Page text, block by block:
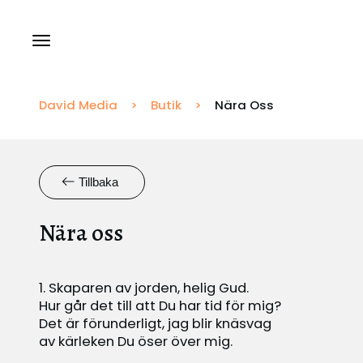
David Media > Butik > Nära Oss
Tillbaka
Nära oss
1. Skaparen av jorden, helig Gud.
Hur går det till att Du har tid för mig?
Det är förunderligt, jag blir knäsvag
av kärleken Du öser över mig.
Tillstånd och Licenser
Översättningar